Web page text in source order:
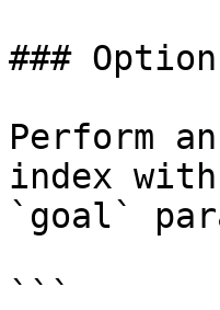
###
Perform
index
`goal`
```